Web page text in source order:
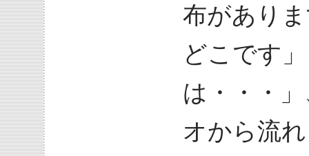
布があり
どこです
は・・・
オから流